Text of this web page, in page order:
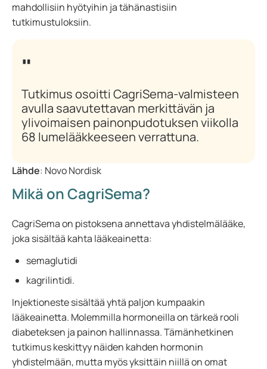
mahdollisiin hyötyihin ja tähänastisiin
tutkimustuloksiin.
Tutkimus osoitti CagriSema-valmisteen
avulla saavutettavan merkittävän ja
ylivoimaisen painonpudotuksen viikolla
68 lumelääkkeeseen verrattuna.
Lähde: Novo Nordisk
Mikä on CagriSema?
CagriSema on pistoksena annettava yhdistelmälääke,
joka sisältää kahta lääkeainetta:
semaglutidi
kagrilintidi.
Injektioneste sisältää yhtä paljon kumpaakin
lääkeainetta. Molemmilla hormoneilla on tärkeä rooli
diabeteksen ja painon hallinnassa. Tämänhetkinen
tutkimus keskittyy näiden kahden hormonin
yhdistelmään, mutta myös yksittäin niillä on omat